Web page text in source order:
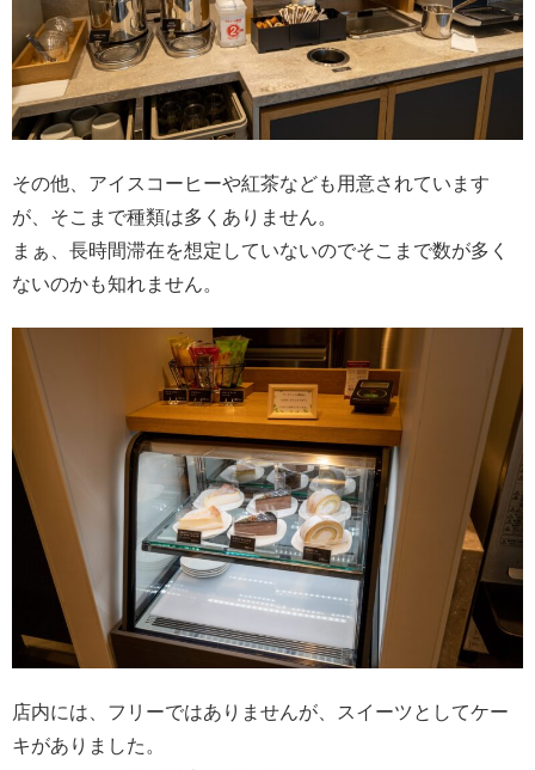
その他、アイスコーヒーや紅茶なども用意されています
が、そこまで種類は多くありません。
まぁ、長時間滞在を想定していないのでそこまで数が多く
ないのかも知れません。
店内には、フリーではありませんが、スイーツとしてケー
キがありました。